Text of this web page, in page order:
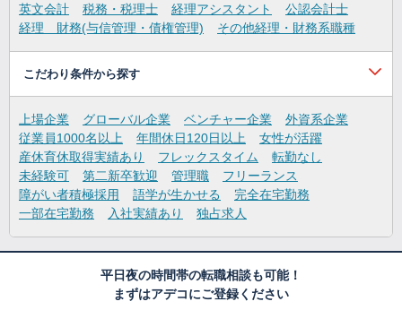
英文会計
税務・税理士 経理アシスタント
公認会計士
経理 財務(与信管理・債権管理)
その他経理・財務系職種
こだわり条件から探す
上場企業 グローバル企業 ベンチャー企業
外資系企業
従業員1000名以上
年間休日120日以上
女性が活躍
産休育休取得実績あり
フレックスタイム
転勤なし
未経験可
第二新卒歓迎 管理職
フリーランス
障がい者積極採用
語学が生かせる
完全在宅勤務
一部在宅勤務
入社実績あり 独占求人
平日夜の時間帯の転職相談も可能！
まずはアデコにご登録ください